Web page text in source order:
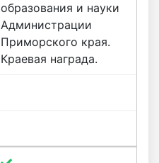
образования и науки
Администрации
Приморского края.
Краевая награда.